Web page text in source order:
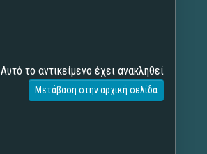
Αυτό το αντικείμενο έχει ανακληθεί
Μετάβαση στην αρχική σελίδα